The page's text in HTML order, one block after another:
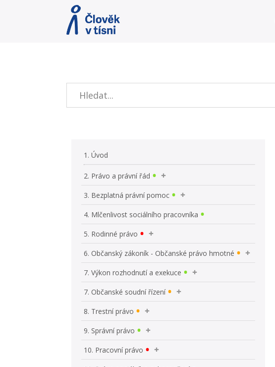
1. Úvod
2. Právo a právní řád
3. Bezplatná právní pomoc
4. Mlčenlivost sociálního pracovníka
5. Rodinné právo
6. Občanský zákoník - Občanské právo hmotné
7. Výkon rozhodnutí a exekuce
7. Občanské soudní řízení
8. Trestní právo
9. Správní právo
10. Pracovní právo